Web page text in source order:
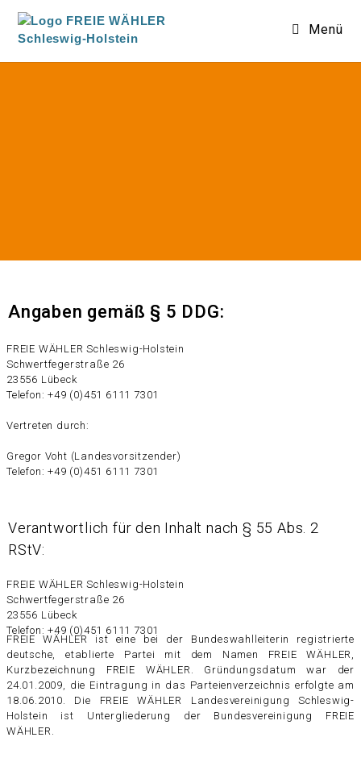
Menü
Angaben gemäß § 5 DDG:
FREIE WÄHLER Schleswig-Holstein
Schwertfegerstraße 26
23556 Lübeck
Telefon: +49 (0)451 6111 7301
Vertreten durch:
Gregor Voht (Landesvorsitzender)
Telefon: +49 (0)451 6111 7301
Verantwortlich für den Inhalt nach § 55 Abs. 2
RStV:
FREIE WÄHLER Schleswig-Holstein
Schwertfegerstraße 26
23556 Lübeck
Telefon: +49 (0)451 6111 7301
FREIE WÄHLER ist eine bei der Bundeswahlleiterin registrierte
deutsche, etablierte Partei mit dem Namen FREIE WÄHLER,
Kurzbezeichnung FREIE WÄHLER. Gründungsdatum war der
24.01.2009, die Eintragung in das Parteienverzeichnis erfolgte am
18.06.2010. Die FREIE WÄHLER Landesvereinigung Schleswig-
Holstein ist Untergliederung der Bundesvereinigung FREIE
WÄHLER.